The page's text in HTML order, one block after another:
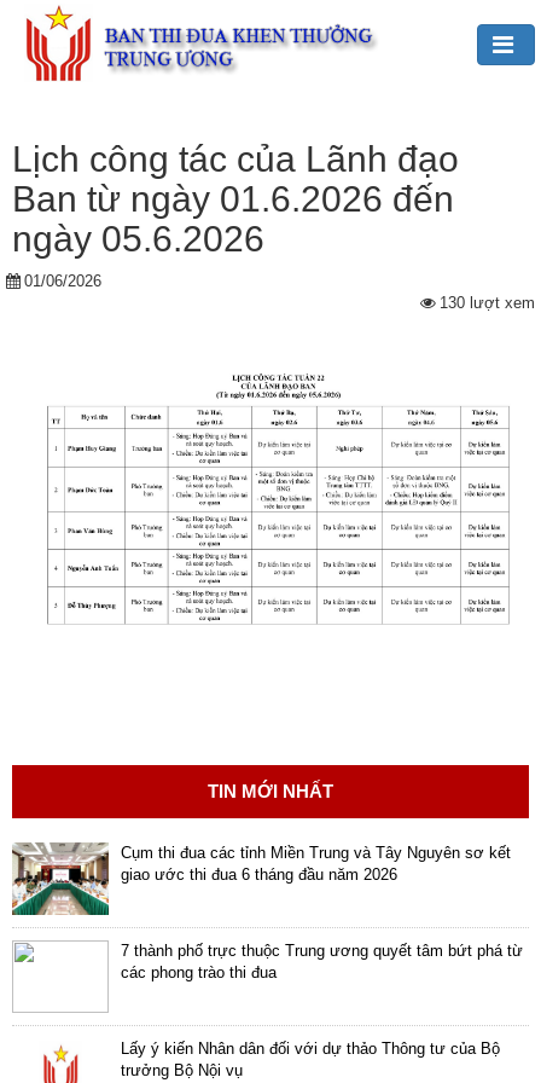
Bác
Hồ
với
TĐKT
Giới
động
của
Ban
TĐKT
Trung
Hướng
dẫn
Các
kỳ
Đại
hội
TĐYN
quốc
Hoạt
Lịch công tác của Lãnh đạo
Ban từ ngày 01.6.2026 đến
ngày 05.6.2026
01/06/2026
130 lượt xem
TIN MỚI NHẤT
Cụm thi đua các tỉnh Miền Trung và Tây Nguyên sơ kết
giao ước thi đua 6 tháng đầu năm 2026
7 thành phố trực thuộc Trung ương quyết tâm bứt phá từ
các phong trào thi đua
Lấy ý kiến Nhân dân đối với dự thảo Thông tư của Bộ
trưởng Bộ Nội vụ